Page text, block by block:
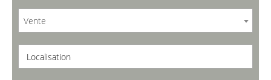
Vente
Localisation